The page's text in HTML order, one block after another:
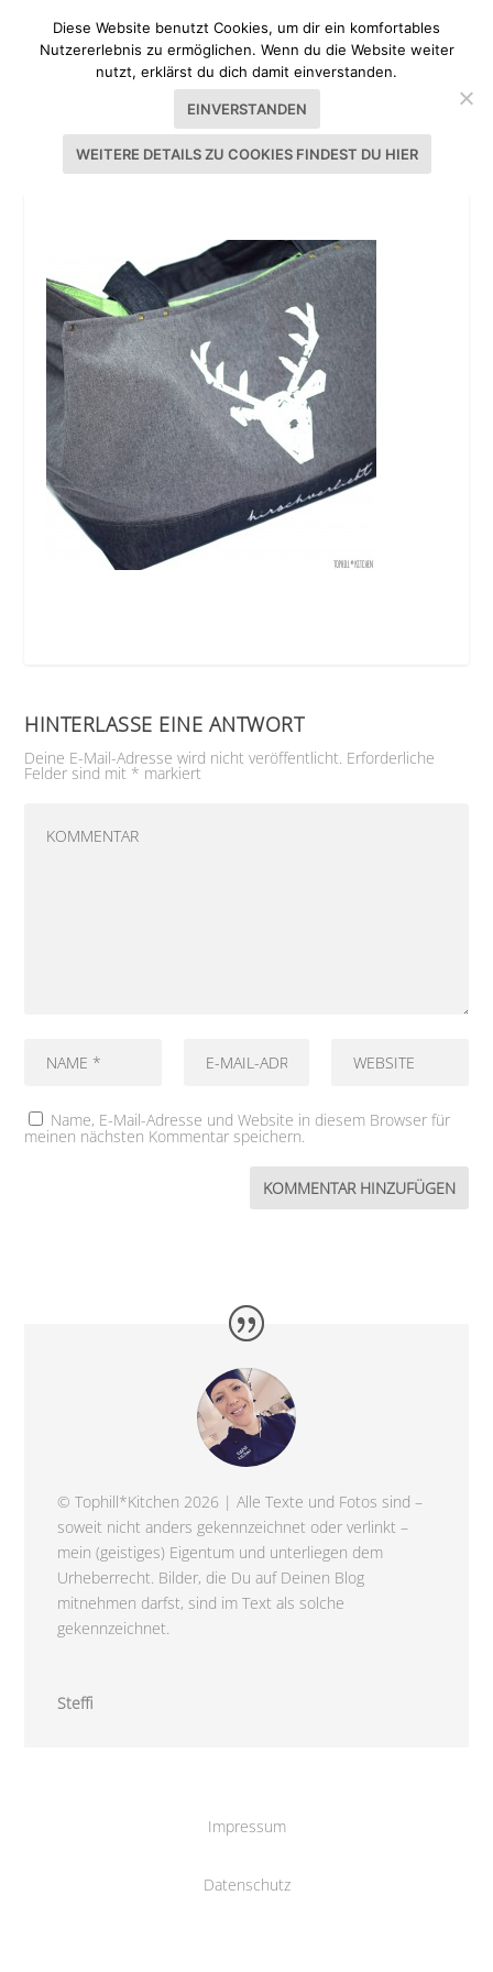
GRÜNER ÖSI MIT HIRSCH_7552
HINTERLASSE EINE ANTWORT
Deine E-Mail-Adresse wird nicht veröffentlicht. Erforderliche
Felder sind mit * markiert
Name, E-Mail-Adresse und Website in diesem Browser für
meinen nächsten Kommentar speichern.
© Tophill*Kitchen 2026 | Alle Texte und Fotos sind –
soweit nicht anders gekennzeichnet oder verlinkt –
mein (geistiges) Eigentum und unterliegen dem
Urheberrecht. Bilder, die Du auf Deinen Blog
mitnehmen darfst, sind im Text als solche
gekennzeichnet.
Steffi
Impressum
Datenschutz
Diese Website benutzt Cookies, um dir ein komfortables
Nutzererlebnis zu ermöglichen. Wenn du die Website weiter
nutzt, erklärst du dich damit einverstanden.
EINVERSTANDEN
WEITERE DETAILS ZU COOKIES FINDEST DU HIER